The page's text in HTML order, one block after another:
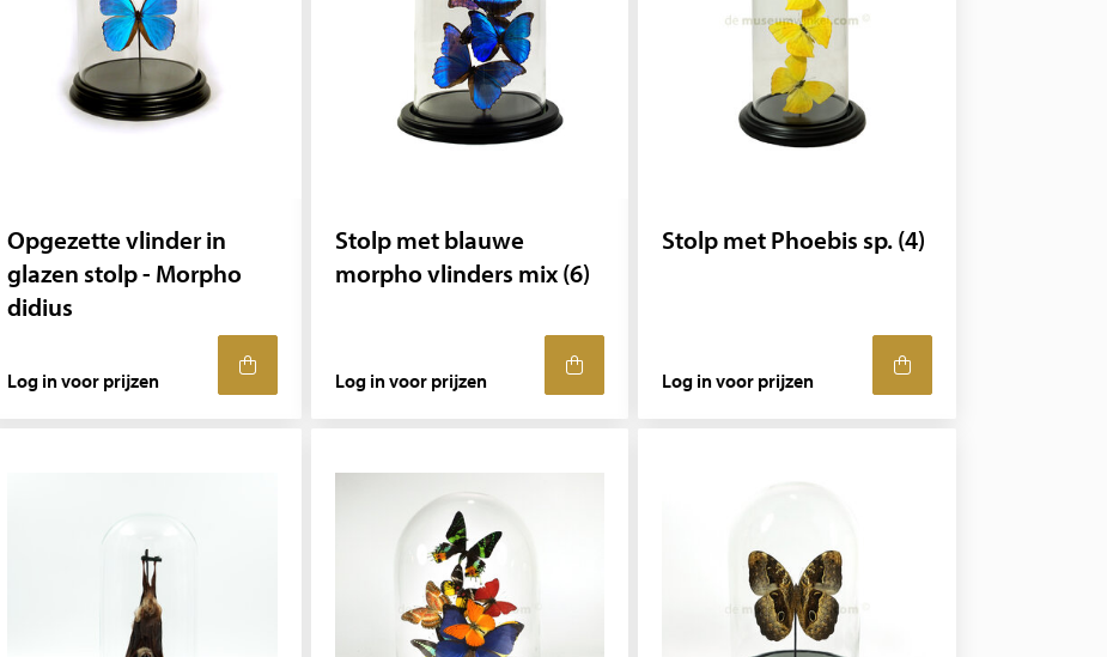
Opgezette vlinder in
glazen stolp - Morpho
didius
Log in voor prijzen
Stolp met blauwe
morpho vlinders mix (6)
Log in voor prijzen
Stolp met Phoebis sp. (4)
Log in voor prijzen